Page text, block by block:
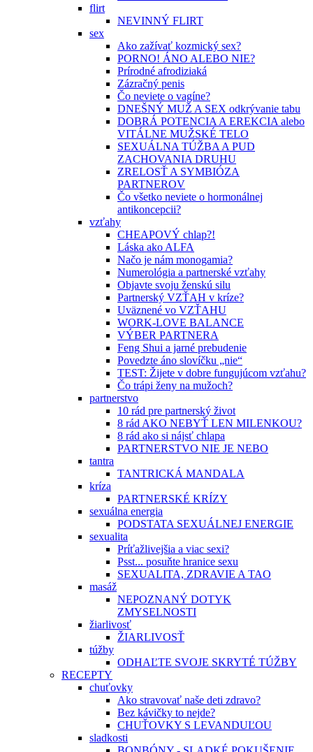
flirt
NEVINNÝ FLIRT
sex
Ako zažívať kozmický sex?
PORNO! ÁNO ALEBO NIE?
Prírodné afrodiziaká
Zázračný penis
Čo neviete o vagíne?
DNEŠNÝ MUŽ A SEX odkrývanie tabu
DOBRÁ POTENCIA A EREKCIA alebo
VITÁLNE MUŽSKÉ TELO
SEXUÁLNA TÚŽBA A PUD
ZACHOVANIA DRUHU
ZRELOSŤ A SYMBIÓZA
PARTNEROV
Čo všetko neviete o hormonálnej
antikoncepcii?
vzťahy
CHEAPOVÝ chlap?!
Láska ako ALFA
Načo je nám monogamia?
Numerológia a partnerské vzťahy
Objavte svoju ženskú silu
Partnerský VZŤAH v kríze?
Uväznené vo VZŤAHU
WORK-LOVE BALANCE
VÝBER PARTNERA
Feng Shui a jarné prebudenie
Povedzte áno slovíčku „nie“
TEST: Žijete v dobre fungujúcom vzťahu?
Čo trápi ženy na mužoch?
partnerstvo
10 rád pre partnerský život
8 rád AKO NEBYŤ LEN MILENKOU?
8 rád ako si nájsť chlapa
PARTNERSTVO NIE JE NEBO
tantra
TANTRICKÁ MANDALA
kríza
PARTNERSKÉ KRÍZY
sexuálna energia
PODSTATA SEXUÁLNEJ ENERGIE
sexualita
Príťažlivejšia a viac sexi?
Psst... posuňte hranice sexu
SEXUALITA, ZDRAVIE A TAO
masáž
NEPOZNANÝ DOTYK
ZMYSELNOSTI
žiarlivosť
ŽIARLIVOSŤ
túžby
ODHAĽTE SVOJE SKRYTÉ TÚŽBY
RECEPTY
chuťovky
Ako stravovať naše deti zdravo?
Bez kávičky to nejde?
CHUŤOVKY S LEVANDUĽOU
sladkosti